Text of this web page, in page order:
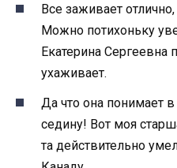
Все заживает
Можно потихоньку
Екатерина Сергеевна
ухаживает.
Да что она понимает
седину! Вот моя
та действительно